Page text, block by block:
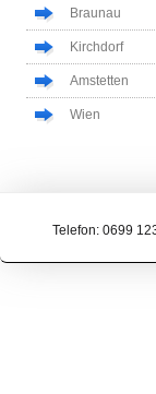
Braunau
Kirchdorf
Amstetten
Wien
Telefon: 0699